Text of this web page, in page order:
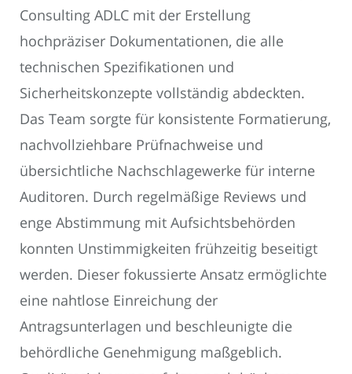
Consulting ADLC mit der Erstellung
hochpräziser Dokumentationen, die alle
technischen Spezifikationen und
Sicherheitskonzepte vollständig abdeckten.
Das Team sorgte für konsistente Formatierung,
nachvollziehbare Prüfnachweise und
übersichtliche Nachschlagewerke für interne
Auditoren. Durch regelmäßige Reviews und
enge Abstimmung mit Aufsichtsbehörden
konnten Unstimmigkeiten frühzeitig beseitigt
werden. Dieser fokussierte Ansatz ermöglichte
eine nahtlose Einreichung der
Antragsunterlagen und beschleunigte die
behördliche Genehmigung maßgeblich.